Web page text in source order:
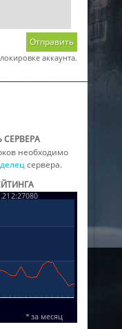
Отправить
аккаунта.
необходимо
сервера.